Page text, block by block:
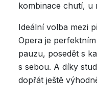
kombinace chutí, u
Ideální volba mezi
Opera je
pauzu, posedět s
s sebou. A díky
dopřát ještě